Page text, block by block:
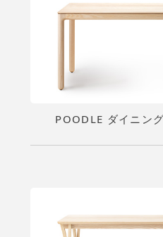
POODLE ダイニン